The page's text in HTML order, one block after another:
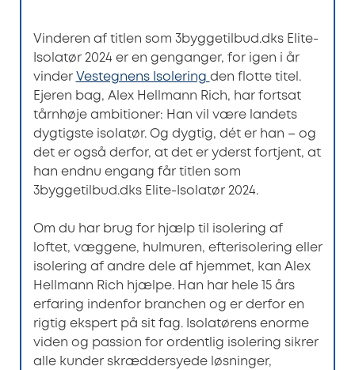
Vinderen af titlen som 3byggetilbud.dks Elite-
Isolatør 2024 er en genganger, for igen i år
vinder Vestegnens Isolering den flotte titel.
Ejeren bag, Alex Hellmann Rich, har fortsat
tårnhøje ambitioner: Han vil være landets
dygtigste isolatør. Og dygtig, dét er han – og
det er også derfor, at det er yderst fortjent, at
han endnu engang får titlen som
3byggetilbud.dks Elite-Isolatør 2024.
Om du har brug for hjælp til isolering af
loftet, væggene, hulmuren, efterisolering eller
isolering af andre dele af hjemmet, kan Alex
Hellmann Rich hjælpe. Han har hele 15 års
erfaring indenfor branchen og er derfor en
rigtig ekspert på sit fag. Isolatørens enorme
viden og passion for ordentlig isolering sikrer
alle kunder skræddersyede løsninger,